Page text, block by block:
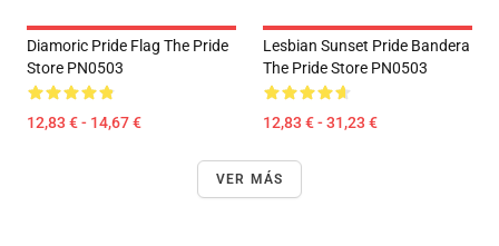
Diamoric Pride Flag The Pride
Store PN0503
12,83 € - 14,67 €
Lesbian Sunset Pride Bandera
The Pride Store PN0503
12,83 € - 31,23 €
VER MÁS